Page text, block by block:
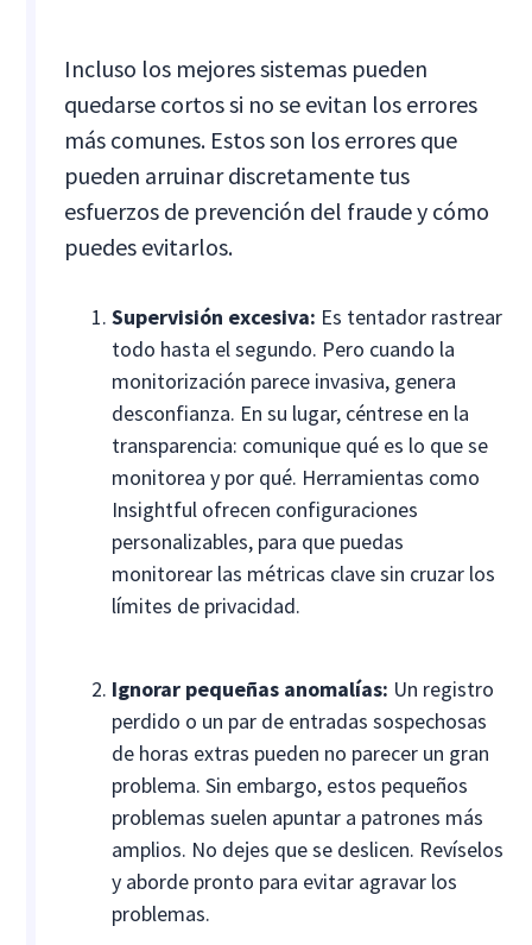
Incluso los mejores sistemas pueden
quedarse cortos si no se evitan los errores
más comunes. Estos son los errores que
pueden arruinar discretamente tus
esfuerzos de prevención del fraude y cómo
puedes evitarlos.
Supervisión excesiva: Es tentador rastrear
todo hasta el segundo. Pero cuando la
monitorización parece invasiva, genera
desconfianza. En su lugar, céntrese en la
transparencia: comunique qué es lo que se
monitorea y por qué. Herramientas como
Insightful ofrecen configuraciones
personalizables, para que puedas
monitorear las métricas clave sin cruzar los
límites de privacidad.
Ignorar pequeñas anomalías: Un registro
perdido o un par de entradas sospechosas
de horas extras pueden no parecer un gran
problema. Sin embargo, estos pequeños
problemas suelen apuntar a patrones más
amplios. No dejes que se deslicen. Revíselos
y aborde pronto para evitar agravar los
problemas.